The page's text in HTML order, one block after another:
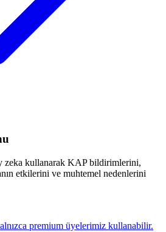
zeka kullanarak KAP bildirimlerini,
etkilerini ve muhtemel nedenlerini
premium üyelerimiz kullanabilir.